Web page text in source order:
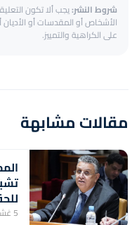
شروط النشر:يجب ألا تكون
الأشخاص أو المقدسات أو الأديان
على الكراهية والتمييز.
مقالات مشابهة
5 غشت 2026 - 14:20